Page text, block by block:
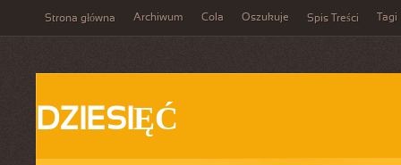
Strona główna Archiwum Cola Oszukuje Spis Treści Tagi
DZIESIĘĆ